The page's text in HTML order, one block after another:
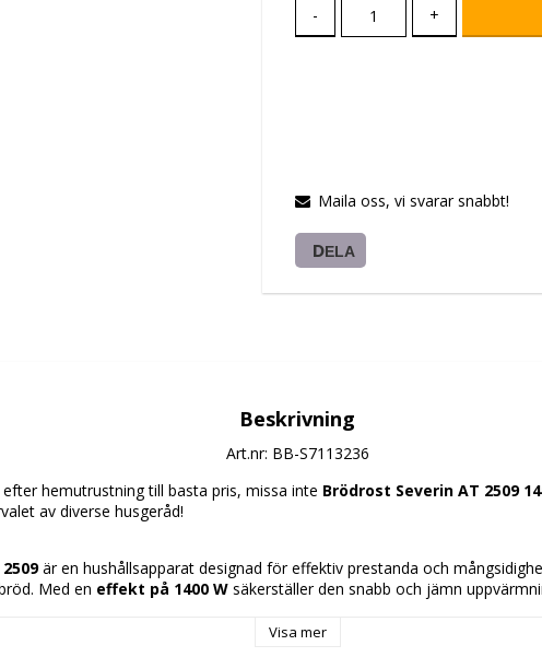
- +
Maila oss, vi svarar snabbt!
DELA
Beskrivning
Art.nr: BB-S7113236
hemutrustning till basta pris, missa inte Brödrost Severin AT 2509
av diverse husgeråd!
är en hushållsapparat designad för effektiv prestanda och
Med en effekt på 1400 W säkerställer den snabb och jämn
som kan rosta upp till fyra skivor samtidigt och
Visa mer